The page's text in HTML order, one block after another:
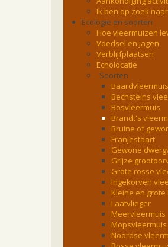
Ik ben op zoek
Ecologie en soorten
Hoe vleermuizen
Voedsel en jagen
Verblijfplaatsen
Echolocatie
Soorten
Baardvleermuis
Bechsteins
Bosvleermuis
Brandt's
Bruine of
Franjestaart
Gewone
Grijze
Grote rosse
Ingekorven
Kleine en
Laatvlieger
Meervleermuis
Mopsvleermuis
Noordse